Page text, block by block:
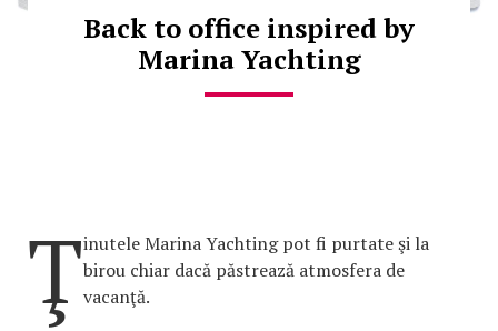
Back to office inspired by
Marina Yachting
Ţinutele Marina Yachting pot fi purtate şi la
birou chiar dacă păstrează atmosfera de
vacanţă.